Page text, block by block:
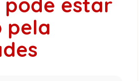
pode estar
pela